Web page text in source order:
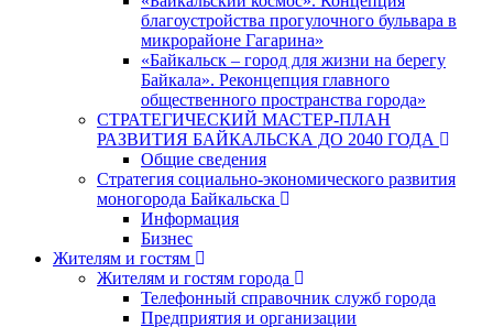
благоустройства прогулочного бульвара в
микрорайоне Гагарина»
«Байкальск – город для жизни на берегу
Байкала». Реконцепция главного
общественного пространства города»
СТРАТЕГИЧЕСКИЙ МАСТЕР-ПЛАН
РАЗВИТИЯ БАЙКАЛЬСКА ДО 2040 ГОДА
Общие сведения
Стратегия социально-экономического развития
моногорода Байкальска
Информация
Бизнес
Жителям и гостям
Жителям и гостям города
Телефонный справочник служб города
Предприятия и организации